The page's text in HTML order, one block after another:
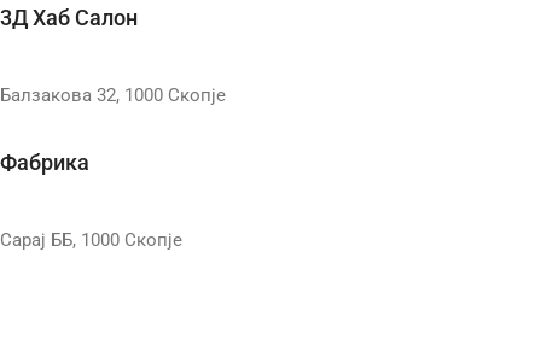
БОЈА Црна
ДИЈАМЕТАР 1.75mm
МАТЕРИЈАЛ
ТЕМП. НА ПРИНТ
3Д Хаб Салон
Балзакова 32, 1000 Скопје
Фабрика
Сарај ББ, 1000 Скопје